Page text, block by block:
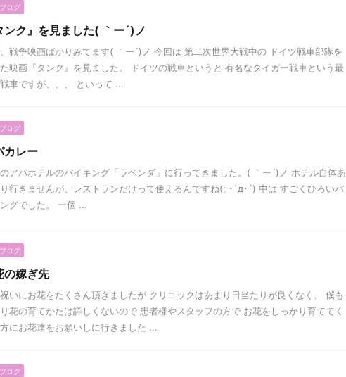
ログ
ンク』を見ました( ｀ー´)ノ
戦争映画ばかりみてます( ｀ー´)ノ 今回は 第二次世界大戦中の ドイツ戦車部隊を
映画『タンク』を見ました。 ドイツの戦車というと 有名なタイガー戦車という最
車ですが、、、 といって ...
ログ
カレー
アパホテルのバイキング「ラベンダ」に行ってきました。( ｀ー´)ノ ホテル自体あ
行きませんが、レストランだけって使えるんですね(; ･`д･´) 中は すごくひろいバ
グでした。 一個 ...
ログ
の嫁ぎ先
いにお花をたくさん頂きましたが クリニックはあまり日当たりが良くなく、 僕も
花の育てかたは詳しくないので 患者様やスタッフの方で お花をしっかり育ててく
にお花達をお願いしに行きました ...
ログ